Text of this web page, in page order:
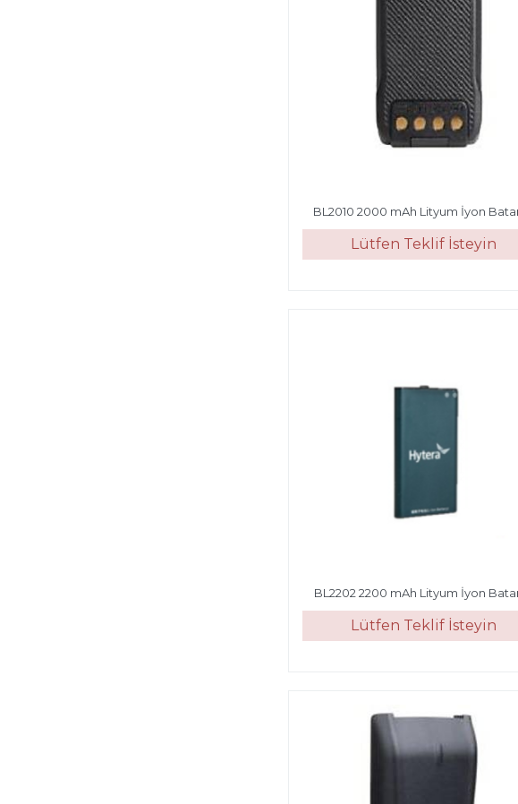
BL2010 2000 mAh Lityum İyon
Lütfen Teklif İsteyin
BL2202 2200 mAh Lityum İyon
Lütfen Teklif İsteyin